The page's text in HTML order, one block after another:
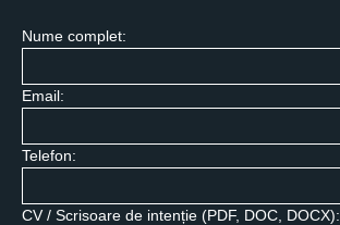
Nume complet:
Email:
Telefon:
CV / Scrisoare de intenție (PDF, DOC, DOCX):